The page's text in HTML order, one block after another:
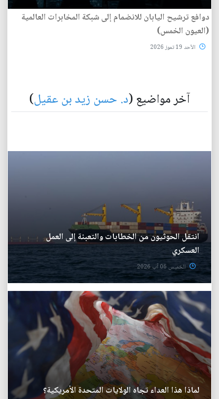
دوافع ترشيح اليابان للانضمام إلى شبكة المخابرات العالمية
(العيون الخمس)
الأحد 19 تموز 2026
آخر مواضيع (د. حسن زيد بن عقيل)
انتقل الحوثيون من الخطابات والتعبئة إلى العمل
العسكري
الخميس 06 آب 2026
لماذا هذا العداء تجاه الولايات المتحدة الأمريكية؟